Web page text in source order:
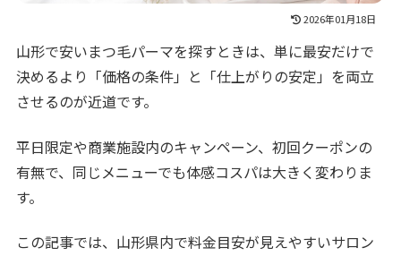
2026年01月18日
山形で安いまつ毛パーマを探すときは、単に最安だけで
決めるより「価格の条件」と「仕上がりの安定」を両立
させるのが近道です。
平日限定や商業施設内のキャンペーン、初回クーポンの
有無で、同じメニューでも体感コスパは大きく変わりま
す。
この記事では、山形県内で料金目安が見えやすいサロン